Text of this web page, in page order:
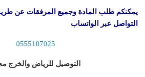
يمكنكم طلب المادة وجميع المرفقات عن
التواصل عبر الواتساب
0555107025
التوصيل للرياض والخرج